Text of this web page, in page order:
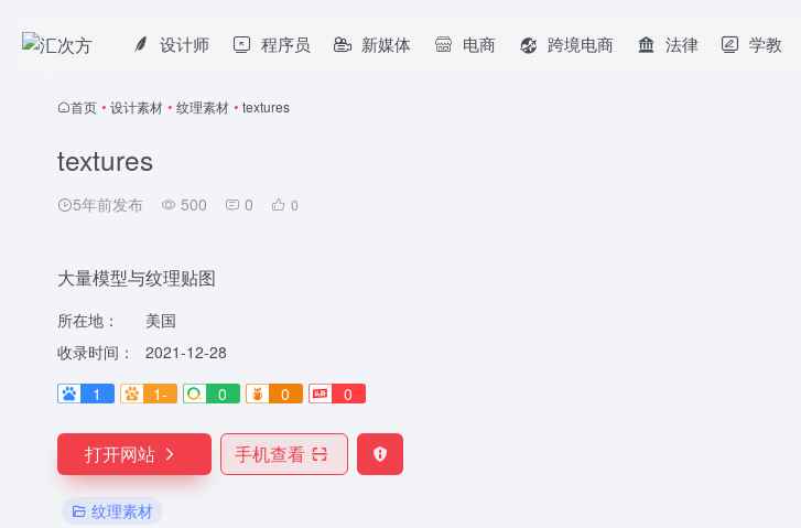
设计师 程序员 新媒体 电商 跨境电商 法律 学教
首页 • 设计素材 • 纹理素材 • textures
textures
5年前发布 500 0 0
大量模型与纹理贴图
所在地：
美国
收录时间：
2021-12-28
1
1- 0 0 0
打开网站 手机查看
纹理素材